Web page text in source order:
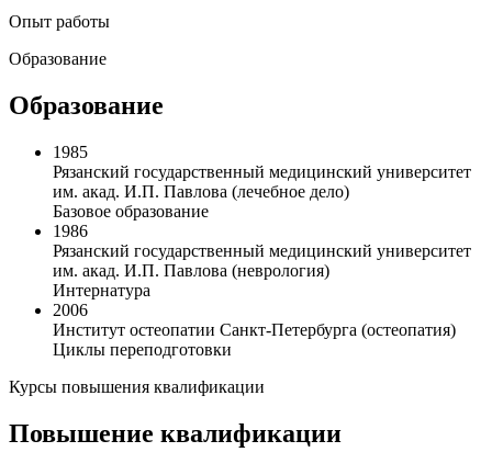
Опыт работы
Образование
Образование
1985
Рязанский государственный медицинский университет
им. акад. И.П. Павлова (лечебное дело)
Базовое образование
1986
Рязанский государственный медицинский университет
им. акад. И.П. Павлова (неврология)
Интернатура
2006
Институт остеопатии Санкт-Петербурга (остеопатия)
Циклы переподготовки
Курсы повышения квалификации
Повышение квалификации